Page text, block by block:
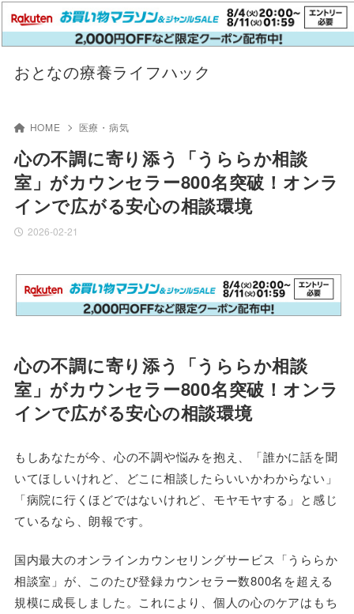
おとなの療養ライフハック
HOME 医療・病気
心の不調に寄り添う「うららか相談
室」がカウンセラー800名突破！オンラ
インで広がる安心の相談環境
2026-02-21
心の不調に寄り添う「うららか相談
室」がカウンセラー800名突破！オンラ
インで広がる安心の相談環境
もしあなたが今、心の不調や悩みを抱え、「誰かに話を聞
いてほしいけれど、どこに相談したらいいかわからない」
「病院に行くほどではないけれど、モヤモヤする」と感じ
ているなら、朗報です。
国内最大のオンラインカウンセリングサービス「うららか
相談室」が、このたび登録カウンセラー数800名を超える
規模に成長しました。これにより、個人の心のケアはもち